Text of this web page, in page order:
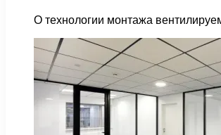
О технологии монтажа